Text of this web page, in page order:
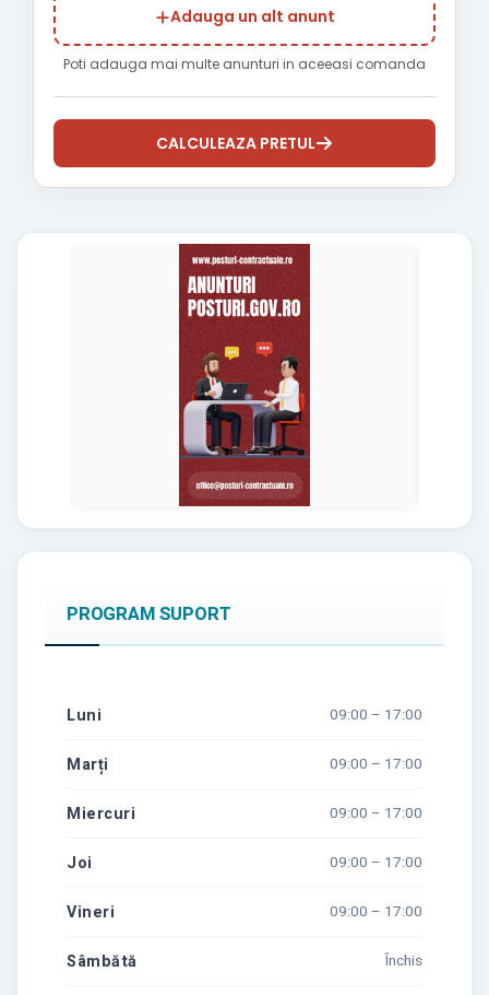
PROGRAM SUPORT
Luni 09:00 – 17:00
Marți 09:00 – 17:00
Miercuri 09:00 – 17:00
Joi 09:00 – 17:00
Vineri 09:00 – 17:00
Sâmbătă Închis
Adauga un alt anunt
Poti adauga mai multe anunturi in aceeasi comanda
CALCULEAZA PRETUL